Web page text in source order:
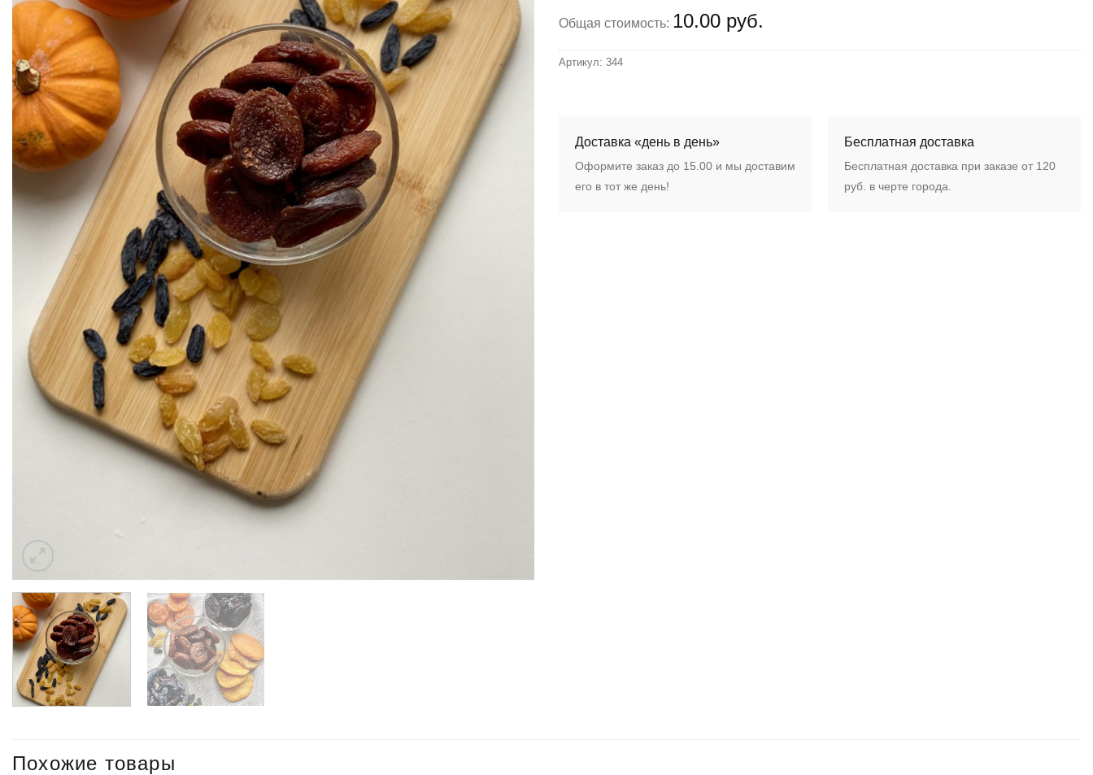
Общая стоимость: 10.00 руб.
Артикул: 344
Доставка «день в день»
Оформите заказ до 15.00 и мы доставим
его в тот же день!
Бесплатная доставка
Бесплатная доставка при заказе от 120
руб. в черте города.
Похожие товары